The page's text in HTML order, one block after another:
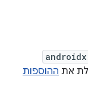
ההוספות